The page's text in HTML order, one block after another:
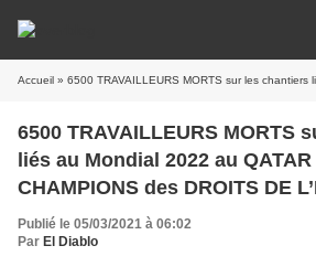
Accueil » 6500 TRAVAILLEURS MORTS sur les chantiers liés au Mondial 2022 au QATAR ! Ils
6500 TRAVAILLEURS MORTS
liés au Mondial 2022 au
CHAMPIONS des DROITS DE
Publié le 05/03/2021 à 06:02
Par El Diablo